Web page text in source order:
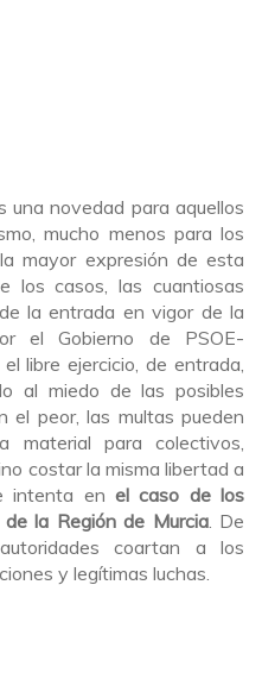
una novedad para aquellos
mucho menos para los
mayor expresión de esta
los casos, las cuantiosas
la entrada en vigor de la
el Gobierno de PSOE-
libre ejercicio, de entrada,
al miedo de las posibles
el peor, las multas pueden
material para colectivos,
costar la misma libertad a
intenta en el caso de los
la Región de Murcia. De
coartan a los
y legítimas luchas.